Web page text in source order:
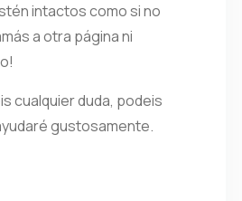
intactos como si no
a otra página ni
cualquier duda, podeis
gustosamente.